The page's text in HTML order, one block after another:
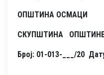
ОПШТИНА ОСМАЦИ
СКУПШТИНА
Број: 01-013-___/20